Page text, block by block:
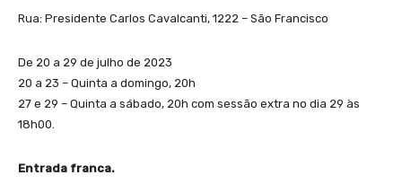
Rua: Presidente Carlos Cavalcanti, 1222 – São Francisco
De 20 a 29 de julho de 2023
20 a 23 – Quinta a domingo, 20h
27 e 29 – Quinta a sábado, 20h com sessão extra no dia 29 às
18h00.
Entrada franca.